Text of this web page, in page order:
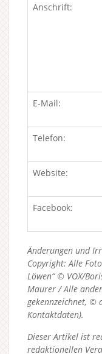
Anschrift:
E-Mail:
Telefon:
Website:
Facebook:
Änderungen und
Copyright: Alle
Löwen“ © VOX/
Maurer / Alle
gekennzeichnet, ©
Kontaktdaten).
Dieser Artikel ist
redaktionellen